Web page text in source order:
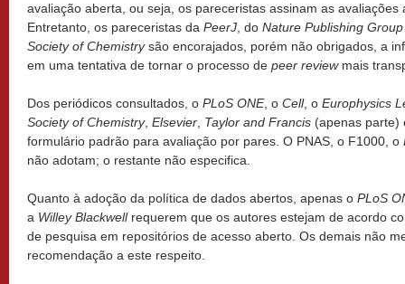
avaliação aberta, ou seja, os pareceristas assinam as avaliações
Entretanto, os pareceristas da PeerJ , do Nature Publishing Group
Society of Chemistrysão encorajados, porém não obrigados, a
em uma tentativa de tornar o processo de peer reviewmais
Dos periódicos consultados, o PLoS ONE, o Cell, o Europhysics
Society of Chemistry, Elsevier Taylor and Francis (apenas
formulário padrão para avaliação por pares. O PNAS, o F1000, o
não adotam; o restante não especifica.
Quanto à adoção da política de dados abertos, apenas o PLoS
a Willey Blackwellrequerem que os autores estejam de acordo
de pesquisa em repositórios de acesso aberto. Os demais não
recomendação a este respeito.